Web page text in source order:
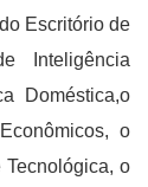
Escritório de
Inteligência
Doméstica,o
o
o